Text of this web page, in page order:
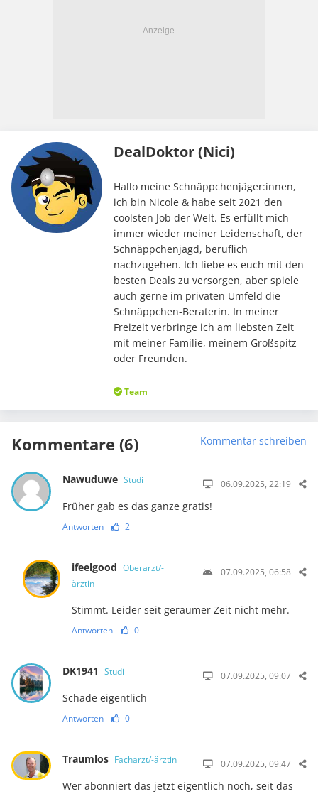
DealDoktor (Nici)
Hallo meine Schnäppchenjäger:innen,
ich bin Nicole & habe seit 2021 den
coolsten Job der Welt. Es erfüllt mich
immer wieder meiner Leidenschaft, der
Schnäppchenjagd, beruflich
nachzugehen. Ich liebe es euch mit den
besten Deals zu versorgen, aber spiele
auch gerne im privaten Umfeld die
Schnäppchen-Beraterin. In meiner
Freizeit verbringe ich am liebsten Zeit
mit meiner Familie, meinem Großspitz
oder Freunden.
Team
Kommentare (6) Kommentar schreiben
Nawuduwe Studi 06.09.2025, 22:19
Früher gab es das ganze gratis!
Antworten 2
ifeelgood Oberarzt/-
ärztin
07.09.2025, 06:58
Stimmt. Leider seit geraumer Zeit nicht mehr.
Antworten 0
DK1941 Studi 07.09.2025, 09:07
Schade eigentlich
Antworten 0
Traumlos Facharzt/-ärztin 07.09.2025, 09:47
Wer abonniert das jetzt eigentlich noch, seit das